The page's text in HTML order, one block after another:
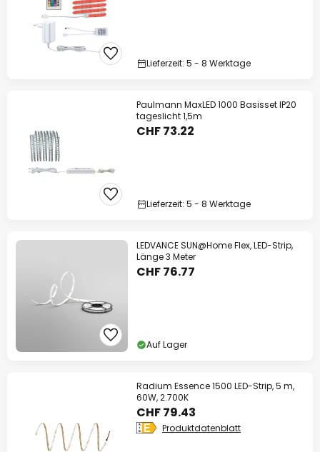
Lieferzeit: 5 - 8 Werktage
Paulmann MaxLED 1000 Basisset IP20
tageslicht 1,5m
CHF 73.22
Lieferzeit: 5 - 8 Werktage
LEDVANCE SUN@Home Flex, LED-Strip,
Länge 3 Meter
CHF 76.77
Auf Lager
Radium Essence 1500 LED-Strip, 5 m,
60W, 2.700K
CHF 79.43
Produktdatenblatt